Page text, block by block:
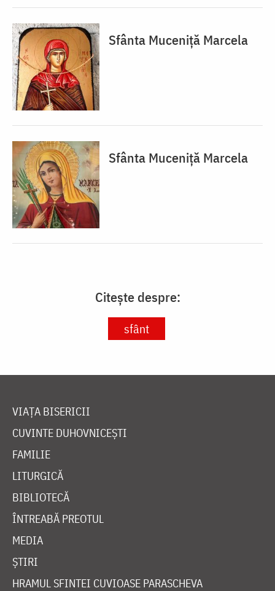
Sfânta Muceniță Marcela
Sfânta Muceniță Marcela
Citește despre:
sfânt
VIAȚA BISERICII
CUVINTE DUHOVNICEȘTI
FAMILIE
LITURGICĂ
BIBLIOTECĂ
ÎNTREABĂ PREOTUL
MEDIA
ȘTIRI
HRAMUL SFINTEI CUVIOASE PARASCHEVA